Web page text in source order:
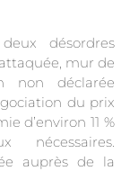
désordres
mur de
non déclarée
du prix
d’environ 11 %
nécessaires.
auprès de la